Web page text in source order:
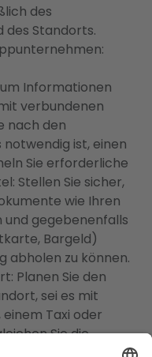
des
Standorts.
Informationen
verbundenen
nach den
ist, einen
Sie erforderliche
Stellen Sie sicher,
wie Ihren
und gegebenenfalls
Bargeld)
abholen zu können.
Planen Sie den
sei es mit
Taxi oder
Sie die
Abschleppkosten